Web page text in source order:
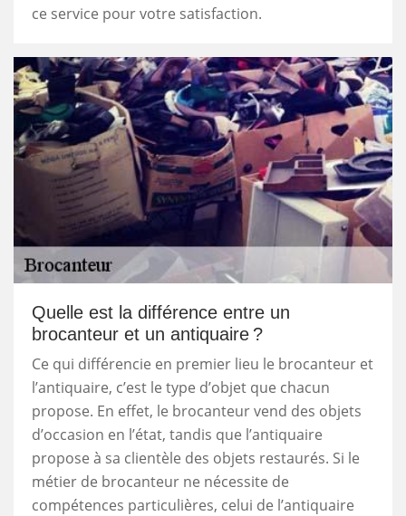
ce service pour votre satisfaction.
Quelle est la différence entre un
brocanteur et un antiquaire ?
Ce qui différencie en premier lieu le brocanteur et
l’antiquaire, c’est le type d’objet que chacun
propose. En effet, le brocanteur vend des objets
d’occasion en l’état, tandis que l’antiquaire
propose à sa clientèle des objets restaurés. Si le
métier de brocanteur ne nécessite de
compétences particulières, celui de l’antiquaire